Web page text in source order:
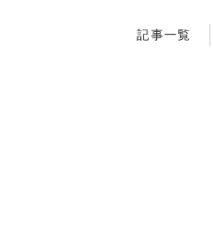
記事一覧